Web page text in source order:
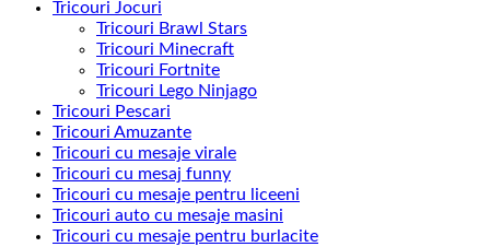
Tricouri Jocuri
Tricouri Brawl Stars
Tricouri Minecraft
Tricouri Fortnite
Tricouri Lego Ninjago
Tricouri Pescari
Tricouri Amuzante
Tricouri cu mesaje virale
Tricouri cu mesaj funny
Tricouri cu mesaje pentru liceeni
Tricouri auto cu mesaje masini
Tricouri cu mesaje pentru burlacite